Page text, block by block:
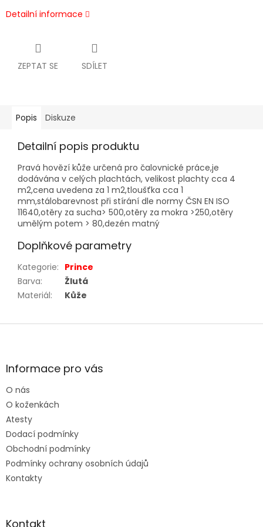
Detailní informace
ZEPTAT SE SDÍLET
Popis Diskuze
Detailní popis produktu
Pravá hovězí kůže určená pro čalovnické práce,je
dodávána v celých plachtách, velikost plachty cca 4
m2,cena uvedena za 1 m2,tloušťka cca 1
mm,stálobarevnost při stírání dle normy ČSN EN ISO
11640,otěry za sucha> 500,otěry za mokra >250,otěry
umělým potem > 80,dezén matný
Doplňkové parametry
Kategorie: Prince
Barva:
Žlutá
Materiál: Kůže
Z
aInformace pro vás
O nás
O koženkách
Atesty
Dodací podmínky
Obchodní podmínky
Podmínky ochrany osobních údajů
Kontakty
Kontakt